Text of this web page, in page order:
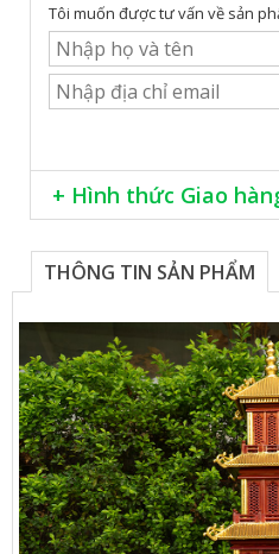
HÀNGTôi muốn được tư vấn về sản
+ Hình thức Giao
Lắp đặt miễn phí trong nội
Phương thức thanh toán
THÔNG TIN SẢN PHẨM